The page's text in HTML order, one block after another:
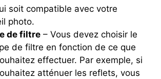
soit compatible avec votre
photo.
de filtre – Vous devez choisir le
de filtre en fonction de ce que
effectuer. Par exemple, si
atténuer les reflets, vous